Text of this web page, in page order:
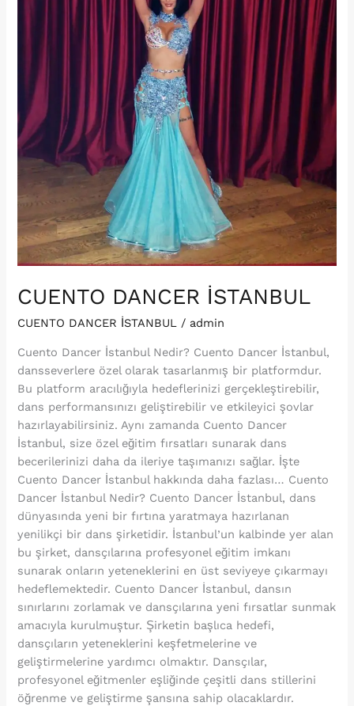
CUENTO DANCER İSTANBUL
CUENTO DANCER İSTANBUL / admin
Cuento Dancer İstanbul Nedir? Cuento Dancer İstanbul,
dansseverlere özel olarak tasarlanmış bir platformdur.
Bu platform aracılığıyla hedeflerinizi gerçekleştirebilir,
dans performansınızı geliştirebilir ve etkileyici şovlar
hazırlayabilirsiniz. Aynı zamanda Cuento Dancer
İstanbul, size özel eğitim fırsatları sunarak dans
becerilerinizi daha da ileriye taşımanızı sağlar. İşte
Cuento Dancer İstanbul hakkında daha fazlası… Cuento
Dancer İstanbul Nedir? Cuento Dancer İstanbul, dans
dünyasında yeni bir fırtına yaratmaya hazırlanan
yenilikçi bir dans şirketidir. İstanbul’un kalbinde yer alan
bu şirket, dansçılarına profesyonel eğitim imkanı
sunarak onların yeteneklerini en üst seviyeye çıkarmayı
hedeflemektedir. Cuento Dancer İstanbul, dansın
sınırlarını zorlamak ve dansçılarına yeni fırsatlar sunmak
amacıyla kurulmuştur. Şirketin başlıca hedefi,
dansçıların yeteneklerini keşfetmelerine ve
geliştirmelerine yardımcı olmaktır. Dansçılar,
profesyonel eğitmenler eşliğinde çeşitli dans stillerini
öğrenme ve geliştirme şansına sahip olacaklardır.